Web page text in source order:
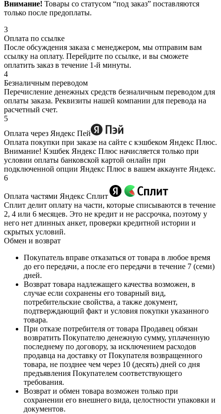
Внимание! Товары со статусом “под заказ” поставляются
только после предоплаты.
3
Оплата по ссылке
После обсуждения заказа с менеджером, мы отправим вам
ссылку на оплату. Перейдите по ссылке, и вы сможете
оплатить заказ в течение 1-й минуты.
4
Безналичным переводом
Перечисление денежных средств безналичным переводом для
оплаты заказа. Реквизиты нашей компании для перевода на
расчетный счет.
5
Оплата через Яндекс Пей
Оплата покупки при заказе на сайте с кэшбеком Яндекс Плюс.
Внимание! Кэшбек Яндекс Плюс начисляется только при
условии оплаты банковской картой онлайн при
подключенной опции Яндекс Плюс в вашем аккаунте Яндекс.
6
Оплата частями Яндекс Сплит
Сплит делит оплату на части, которые списываются в течение
2, 4 или 6 месяцев. Это не кредит и не рассрочка, поэтому у
него нет длинных анкет, проверки кредитной истории и
скрытых условий.
Обмен и возврат
Покупатель вправе отказаться от товара в любое время
до его передачи, а после его передачи в течение 7 (семи)
дней.
Возврат товара надлежащего качества возможен, в
случае если сохранены его товарный вид,
потребительские свойства, а также документ,
подтверждающий факт и условия покупки указанного
товара.
При отказе потребителя от товара Продавец обязан
возвратить Покупателю денежную сумму, уплаченную
последнему по договору, за исключением расходов
продавца на доставку от Покупателя возвращенного
товара, не позднее чем через 10 (десять) дней со дня
предъявления Покупателем соответствующего
требования.
Возврат и обмен товара возможен только при
сохранении его внешнего вида, целостности упаковки и
документов.